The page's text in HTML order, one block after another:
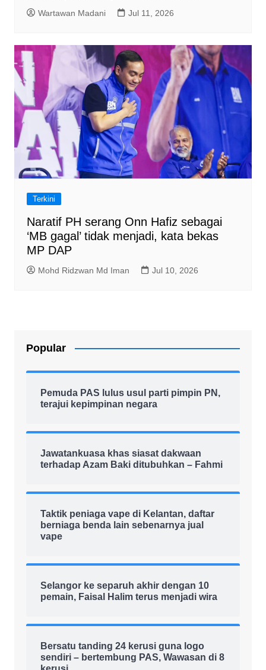
Wartawan Madani Jul 11, 2026
Terkini
Naratif PH serang Onn Hafiz sebagai
‘MB gagal’ tidak menjadi, kata bekas
MP DAP
Mohd Ridzwan Md Iman Jul 10, 2026
Popular
Pemuda PAS lulus usul parti pimpin PN,
terajui kepimpinan negara
Jawatankuasa khas siasat dakwaan
terhadap Azam Baki ditubuhkan – Fahmi
Taktik peniaga vape di Kelantan, daftar
berniaga benda lain sebenarnya jual
vape
Selangor ke separuh akhir dengan 10
pemain, Faisal Halim terus menjadi wira
Bersatu tanding 24 kerusi guna logo
sendiri – bertembung PAS, Wawasan di 8